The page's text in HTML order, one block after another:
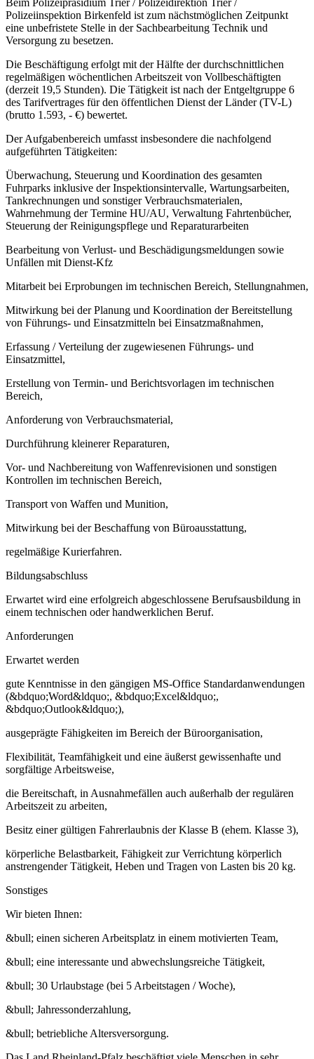
Beim Polizeipräsidium Trier / Polizeidirektion Trier /
Polizeiinspektion Birkenfeld ist zum nächstmöglichen Zeitpunkt
eine unbefristete Stelle in der Sachbearbeitung Technik und
Versorgung zu besetzen.
Die Beschäftigung erfolgt mit der Hälfte der durchschnittlichen
regelmäßigen wöchentlichen Arbeitszeit von Vollbeschäftigten
(derzeit 19,5 Stunden). Die Tätigkeit ist nach der Entgeltgruppe 6
des Tarifvertrages für den öffentlichen Dienst der Länder (TV-L)
(brutto 1.593, - €) bewertet.
Der Aufgabenbereich umfasst insbesondere die nachfolgend
aufgeführten Tätigkeiten:
Überwachung, Steuerung und Koordination des gesamten
Fuhrparks inklusive der Inspektionsintervalle, Wartungsarbeiten,
Tankrechnungen und sonstiger Verbrauchsmaterialen,
Wahrnehmung der Termine HU/AU, Verwaltung Fahrtenbücher,
Steuerung der Reinigungspflege und Reparaturarbeiten
Bearbeitung von Verlust- und Beschädigungsmeldungen sowie
Unfällen mit Dienst-Kfz
Mitarbeit bei Erprobungen im technischen Bereich, Stellungnahmen,
Mitwirkung bei der Planung und Koordination der Bereitstellung
von Führungs- und Einsatzmitteln bei Einsatzmaßnahmen,
Erfassung / Verteilung der zugewiesenen Führungs- und
Einsatzmittel,
Erstellung von Termin- und Berichtsvorlagen im technischen
Bereich,
Anforderung von Verbrauchsmaterial,
Durchführung kleinerer Reparaturen,
Vor- und Nachbereitung von Waffenrevisionen und sonstigen
Kontrollen im technischen Bereich,
Transport von Waffen und Munition,
Mitwirkung bei der Beschaffung von Büroausstattung,
regelmäßige Kurierfahren.
Bildungsabschluss
Erwartet wird eine erfolgreich abgeschlossene Berufsausbildung in
einem technischen oder handwerklichen Beruf.
Anforderungen
Erwartet werden
gute Kenntnisse in den gängigen MS-Office Standardanwendungen
(&bdquo;Word&ldquo;, &bdquo;Excel&ldquo;,
&bdquo;Outlook&ldquo;),
ausgeprägte Fähigkeiten im Bereich der Büroorganisation,
Flexibilität, Teamfähigkeit und eine äußerst gewissenhafte und
sorgfältige Arbeitsweise,
die Bereitschaft, in Ausnahmefällen auch außerhalb der regulären
Arbeitszeit zu arbeiten,
Besitz einer gültigen Fahrerlaubnis der Klasse B (ehem. Klasse 3),
körperliche Belastbarkeit, Fähigkeit zur Verrichtung körperlich
anstrengender Tätigkeit, Heben und Tragen von Lasten bis 20 kg.
Sonstiges
Wir bieten Ihnen:
&bull; einen sicheren Arbeitsplatz in einem motivierten Team,
&bull; eine interessante und abwechslungsreiche Tätigkeit,
&bull; 30 Urlaubstage (bei 5 Arbeitstagen / Woche),
&bull; Jahressonderzahlung,
&bull; betriebliche Altersversorgung.